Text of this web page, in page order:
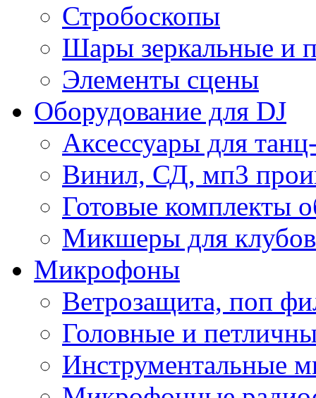
Стробоскопы
Шары зеркальные и
Элементы сцены
Оборудование для DJ
Аксессуары для
Винил, СД, мп3
Готовые комплекты
Микшеры для клубов
Микрофоны
Ветрозащита, поп
Головные и
Инструментальные